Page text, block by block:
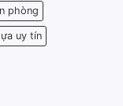
phòng
uy tín